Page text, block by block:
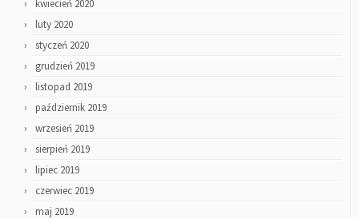
kwiecień 2020
luty 2020
styczeń 2020
grudzień 2019
listopad 2019
październik 2019
wrzesień 2019
sierpień 2019
lipiec 2019
czerwiec 2019
maj 2019